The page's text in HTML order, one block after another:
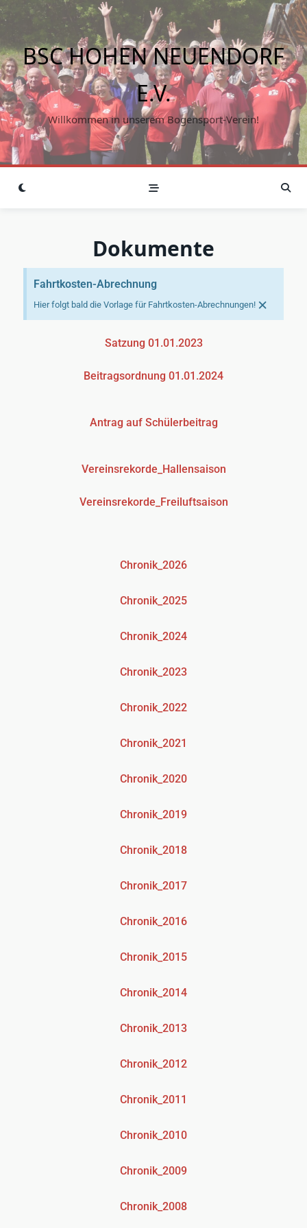
BSC HOHEN NEUENDORF
E.V.
Willkommen in unserem Bogensport-Verein!
Dokumente
Fahrtkosten-Abrechnung
Hier folgt bald die Vorlage für Fahrtkosten-Abrechnungen! ×
Satzung 01.01.2023
Beitragsordnung 01.01.2024
Antrag auf Schülerbeitrag
Vereinsrekorde_Hallensaison
Vereinsrekorde_Freiluftsaison
Chronik_2026
Chronik_2025
Chronik_2024
Chronik_2023
Chronik_2022
Chronik_2021
Chronik_2020
Chronik_2019
Chronik_2018
Chronik_2017
Chronik_2016
Chronik_2015
Chronik_2014
Chronik_2013
Chronik_2012
Chronik_2011
Chronik_2010
Chronik_2009
Chronik_2008